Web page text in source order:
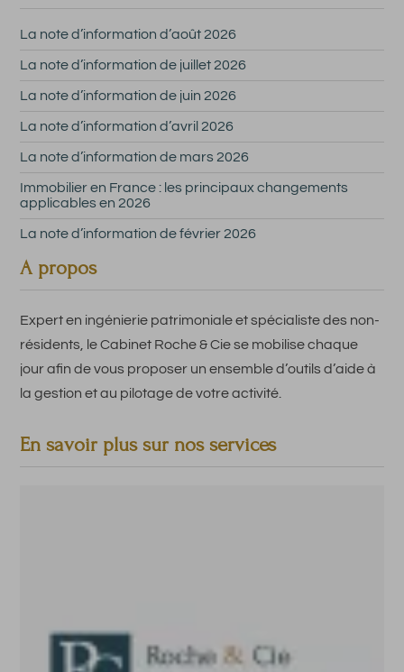
La note d’information d’août 2026
La note d’information de juillet 2026
La note d’information de juin 2026
La note d’information d’avril 2026
La note d’information de mars 2026
Immobilier en France : les principaux changements
applicables en 2026
La note d’information de février 2026
A propos
Expert en ingénierie patrimoniale et spécialiste des non-
résidents, le Cabinet Roche & Cie se mobilise chaque
jour afin de vous proposer un ensemble d’outils d’aide à
la gestion et au pilotage de votre activité.
En savoir plus sur nos services